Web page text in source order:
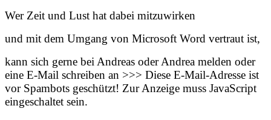
Wer Zeit und Lust hat dabei mitzuwirken
und mit dem Umgang von Microsoft Word vertraut ist,
kann sich gerne bei Andreas oder Andrea melden oder
eine E-Mail schreiben an >>> Diese E-Mail-Adresse ist
vor Spambots geschützt! Zur Anzeige muss JavaScript
eingeschaltet sein.